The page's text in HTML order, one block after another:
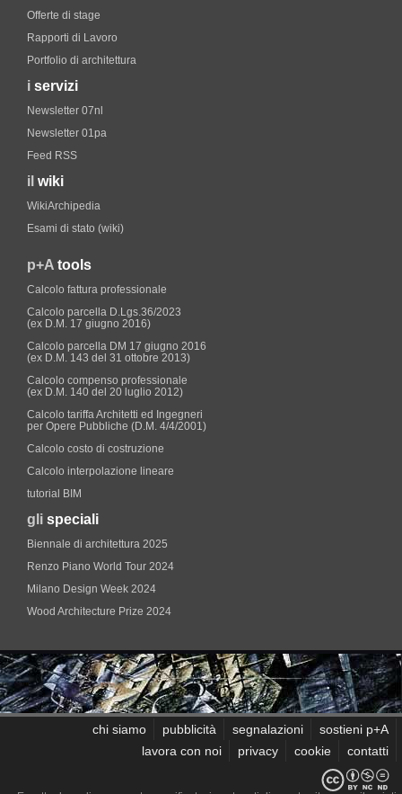
Offerte di stage
Rapporti di Lavoro
Portfolio di architettura
i servizi
Newsletter 07nl
Newsletter 01pa
Feed RSS
il wiki
WikiArchipedia
Esami di stato (wiki)
p+A tools
Calcolo fattura professionale
Calcolo parcella D.Lgs.36/2023
(ex D.M. 17 giugno 2016)
Calcolo parcella DM 17 giugno 2016
(ex D.M. 143 del 31 ottobre 2013)
Calcolo compenso professionale
(ex D.M. 140 del 20 luglio 2012)
Calcolo tariffa Architetti ed Ingegneri
per Opere Pubbliche (D.M. 4/4/2001)
Calcolo costo di costruzione
Calcolo interpolazione lineare
tutorial BIM
gli speciali
Biennale di architettura 2025
Renzo Piano World Tour 2024
Milano Design Week 2024
Wood Architecture Prize 2024
chi siamo pubblicità segnalazioni
sostieni p+A
lavora con noi
privacy cookie contatti